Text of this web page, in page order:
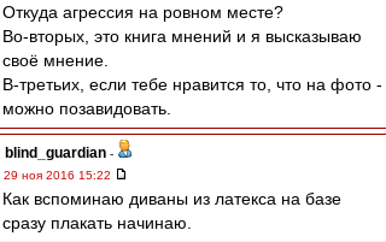
Откуда агрессия на ровном месте?
Во-вторых, это книга мнений и я высказываю
своё мнение.
В-третьих, если тебе нравится то, что на фото -
можно позавидовать.
blind_guardian -
29 ноя 2016 15:22
Как вспоминаю диваны из латекса на базе
сразу плакать начинаю.